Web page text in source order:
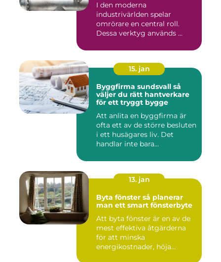
I den moderna
industrivärlden spelar
omrörare en central roll.
Dessa verktyg används ...
15. jan
Byggfirma sundsvall så
väljer du rätt hantverkare
för ett tryggt bygge
Att anlita en byggfirma är
ofta ett av de större besluten
i ett husägares liv. Det
handlar inte bara...
13. jan
Byta fönster så planerar
man ett smart fönsterbyte
Att byta fönster är en av de
mest effektiva åtgärderna
för att minska
energikostnader, höja